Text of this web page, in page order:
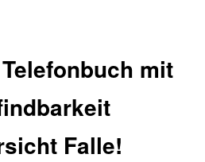
mit
Falle!